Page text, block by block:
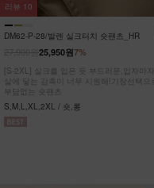
DM62-P-28/발렌 실크터치 숏팬츠_HR
7%
25,950원
[S-2XL] 실크를 입은 듯 부드러운,입자마자
살에 닿는 감촉이 너무 시원해!기장선택으로
부담없는 숏팬츠
S,M,L,XL,2XL / 숏,롱
리뷰 10